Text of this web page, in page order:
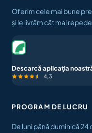
Oferim cele mai bune
și le livrăm cât mai
Descarcă aplicația
4,3
PROGRAM DE LUCRU
De luni până duminică 24